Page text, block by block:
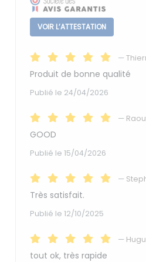
VOIR L’ATTESTATION
—
Produit de bonne qualité
Publié le 24/04/2026
—
GOOD
Publié le 15/04/2026
—
Très satisfait.
Publié le 12/10/2025
—
tout ok, très rapide